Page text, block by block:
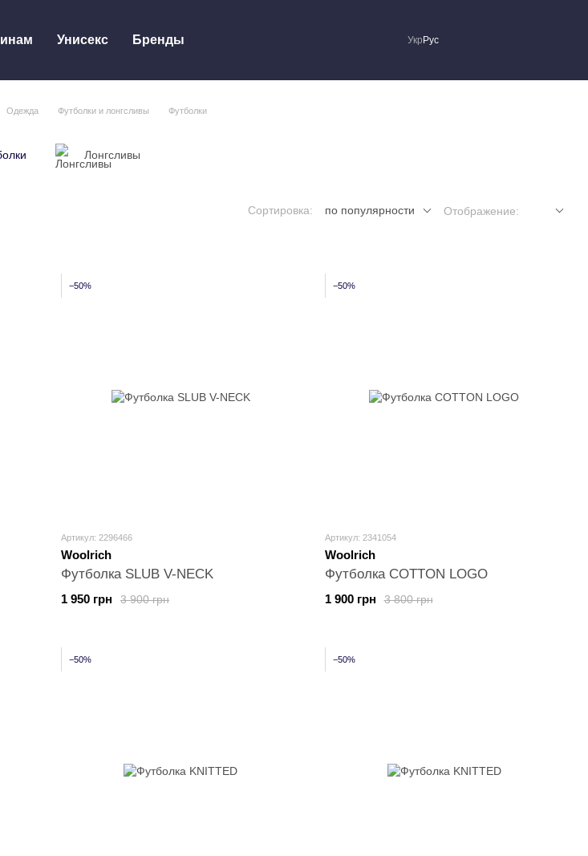
Унисекс Бренды Укр Рус
Одежда Футболки и лонгсливы Футболки
Лонгсливы
Сортировка: по популярности Отображение:
−50%
Артикул: 2296466
Woolrich
Футболка SLUB V-NECK
3 900 грн
1 950 грн
−50%
Артикул: 2341054
Woolrich
Футболка COTTON LOGO
3 800 грн
1 900 грн
−50% −50%